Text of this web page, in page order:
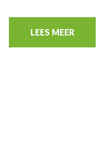
LEES MEER